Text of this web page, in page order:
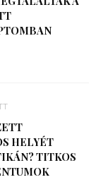
HELYÉT
TITKOS